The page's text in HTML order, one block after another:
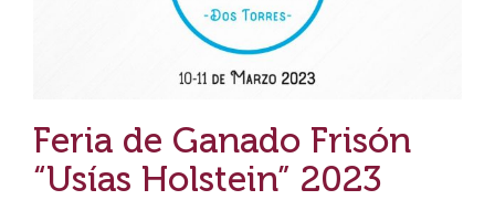
Feria de Ganado Frisón
“Usías Holstein” 2023